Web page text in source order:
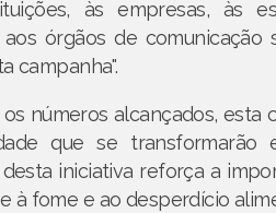
às empresas, às
órgãos de comunicação
campanha".
números alcançados, esta
que se transformarão
iniciativa reforça a
fome e ao desperdício